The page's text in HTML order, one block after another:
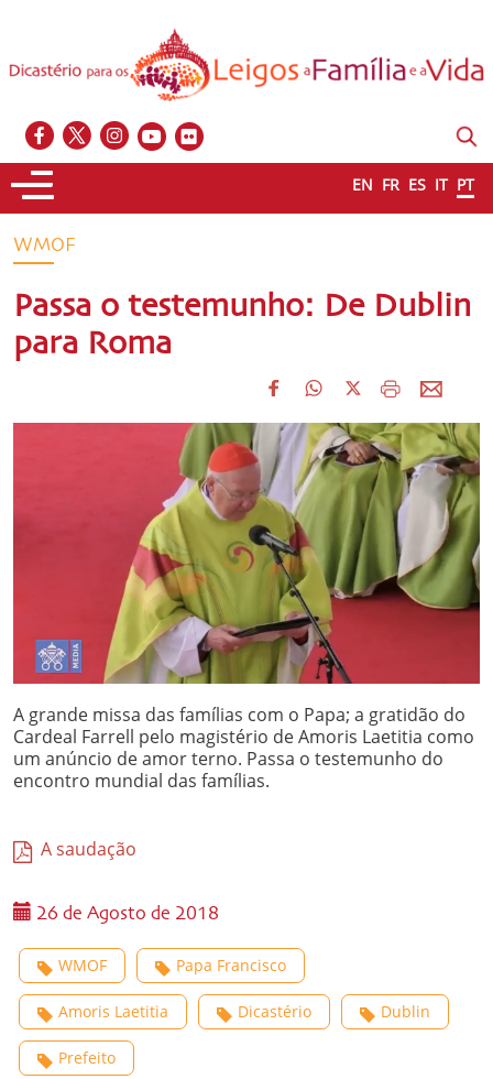
EN FR ES IT PT
WMOF
Passa o testemunho: De Dublin
para Roma
A grande missa das famílias com o Papa; a gratidão do
Cardeal Farrell pelo magistério de Amoris Laetitia como
um anúncio de amor terno. Passa o testemunho do
encontro mundial das famílias.
A saudação
26 de Agosto de 2018
WMOF Papa Francisco
Amoris Laetitia Dicastério Dublin
Prefeito